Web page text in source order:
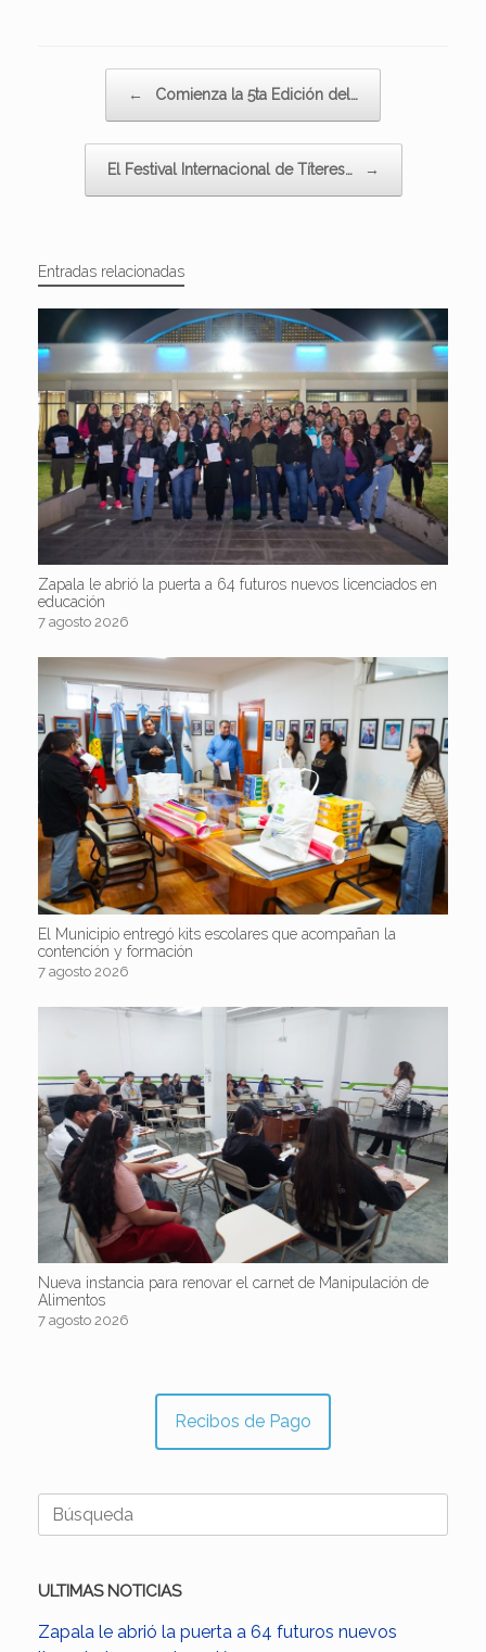
← Comienza la 5ta Edición del…
El Festival Internacional de Títeres… →
Entradas relacionadas
Zapala le abrió la puerta a 64 futuros nuevos licenciados en
educación
7 agosto 2026
El Municipio entregó kits escolares que acompañan la
contención y formación
7 agosto 2026
Nueva instancia para renovar el carnet de Manipulación de
Alimentos
7 agosto 2026
Recibos de Pago
Buscar:
ULTIMAS NOTICIAS
Zapala le abrió la puerta a 64 futuros nuevos